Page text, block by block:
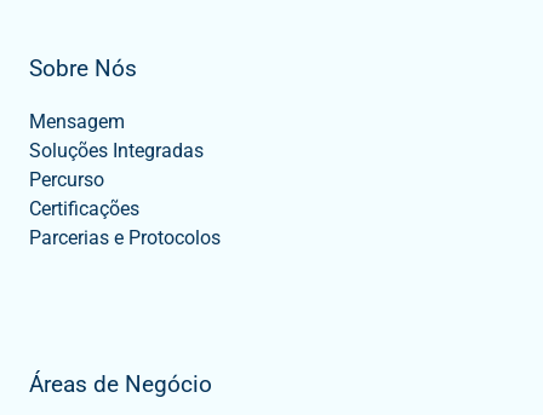
Sobre Nós
Mensagem
Soluções Integradas
Percurso
Certificações
Parcerias e Protocolos
Áreas de Negócio